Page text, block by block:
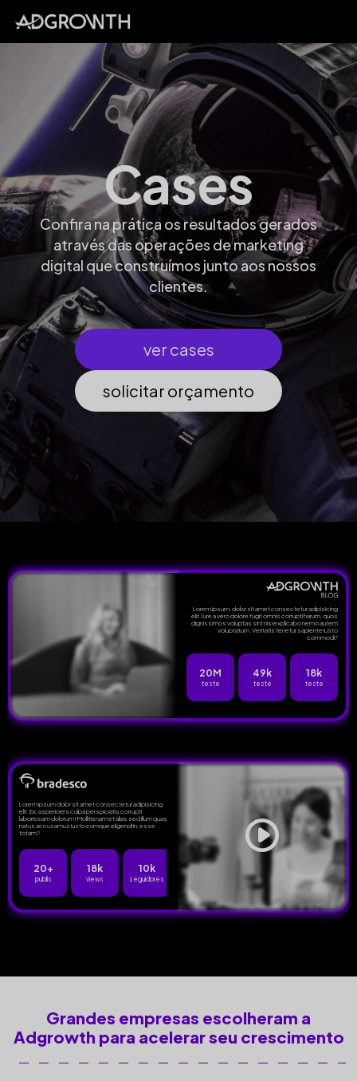
Cases
Confira na prática os resultados gerados
através das operações de marketing
digital que construímos junto aos nossos
clientes.
ver cases
solicitar orçamento
Lorem ipsum, dolor sit amet consectetur adipisicing
elit. Iure a vero dolore fugit omnis corrupti harum, quos
dignissimos voluptas sint nisi explicabo nemo autem
voluptatum. Veritatis tenetur sapiente iusto
commodi?
20M
teste
49k
teste
18k
teste
Lorem ipsum dolor sit amet consectetur adipisicing
elit. Ex, asperiores culpa perspiciatis corrupti
laboriosam dolorum! Mollitia nam et alias sed illum quasi
natus accusamus iusto cumque eligendi in, esse
totam?
20+
publis
18k
views
10k
seguidores
Grandes empresas escolheram a
Adgrowth para acelerar seu crescimento